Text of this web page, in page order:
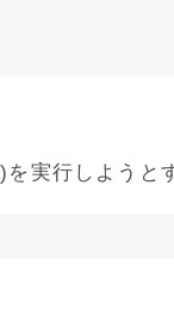
実行しようと